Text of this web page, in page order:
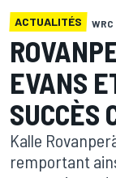
ACTUALITÉS WRC
EVANS
SUCCÈS
Kalle
remportant